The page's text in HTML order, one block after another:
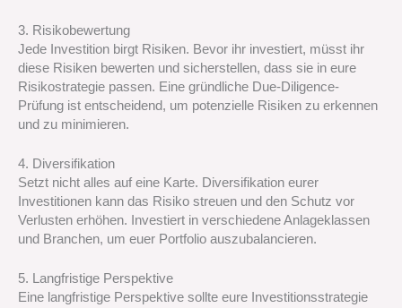
3. Risikobewertung
Jede Investition birgt Risiken. Bevor ihr investiert, müsst ihr
diese Risiken bewerten und sicherstellen, dass sie in eure
Risikostrategie passen. Eine gründliche Due-Diligence-
Prüfung ist entscheidend, um potenzielle Risiken zu erkennen
und zu minimieren.
4. Diversifikation
Setzt nicht alles auf eine Karte. Diversifikation eurer
Investitionen kann das Risiko streuen und den Schutz vor
Verlusten erhöhen. Investiert in verschiedene Anlageklassen
und Branchen, um euer Portfolio auszubalancieren.
5. Langfristige Perspektive
Eine langfristige Perspektive sollte eure Investitionsstrategie